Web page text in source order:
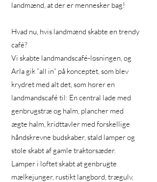
landmænd, at der er mennesker bag!
Hvad nu, hvis landmænd skabte en trendy
café?
Vi skabte landmandscafé-løsningen, og
Arla gik ”all in” på konceptet, som blev
krydret med alt det, som hører en
landmandscafé til: En central lade med
genbrugstræ og halm, plancher med
ægte halm, kridttavler med forskellige
håndskrevne budskaber, stald lamper og
stole skabt af gamle traktorsæder.
Lamper i loftet skabt at genbrugte
mælkejunger, rustikt langbord, trægulv,